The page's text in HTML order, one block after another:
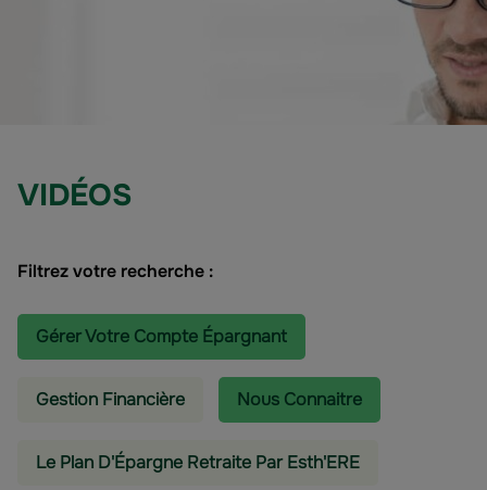
VIDÉOS
Filtrez votre recherche :
Gérer Votre Compte Épargnant
Gestion Financière Nous Connaitre
Le Plan D'Épargne Retraite Par Esth'ERE